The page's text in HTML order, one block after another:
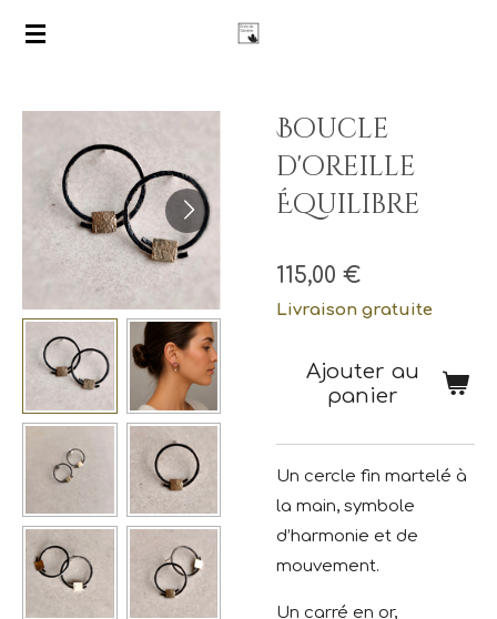
Passer
principal
Boucle
d'oreille
Équilibre
115,00 €
Livraison gratuite
Ajouter au
panier
Un cercle fin martelé à
la main, symbole
d’harmonie et de
mouvement.
Un carré en or,